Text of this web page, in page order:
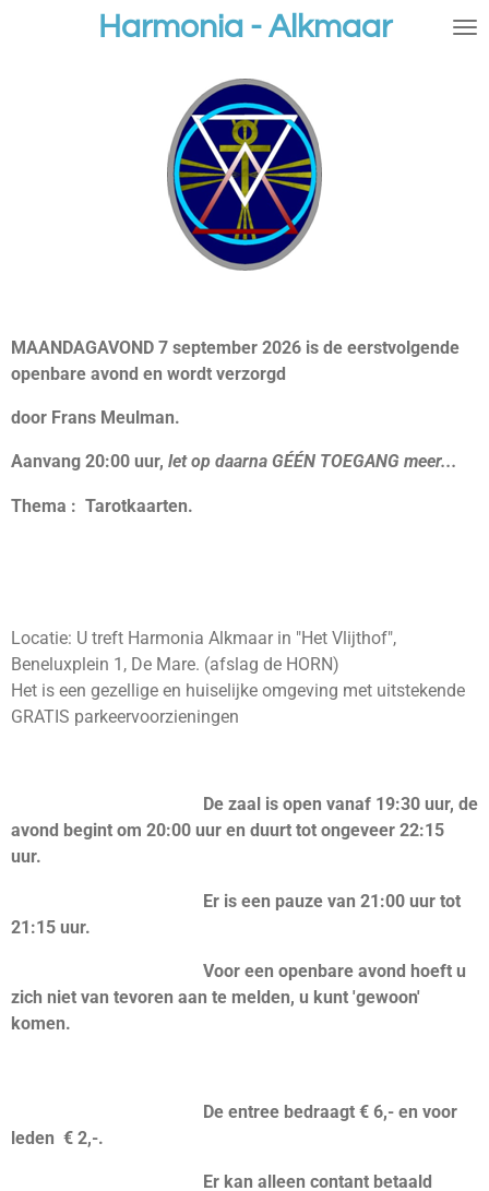
Harmonia - Alkmaar
MAANDAGAVOND 7 september 2026 is de eerstvolgende
openbare avond en wordt verzorgd
door Frans Meulman.
Aanvang 20:00 uur, let op daarna GÉÉN TOEGANG meer...
Thema : Tarotkaarten.
Locatie: U treft Harmonia Alkmaar in "Het Vlijthof",
Beneluxplein 1, De Mare. (afslag de HORN)
Het is een gezellige en huiselijke omgeving met uitstekende
GRATIS parkeervoorzieningen
De zaal is open vanaf 19:30 uur, de
avond begint om 20:00 uur en duurt tot ongeveer 22:15
uur.
Er is een pauze van 21:00 uur tot
21:15 uur.
Voor een openbare avond hoeft u
zich niet van tevoren aan te melden, u kunt 'gewoon'
komen.
De entree bedraagt € 6,- en voor
leden € 2,-.
Er kan alleen contant betaald